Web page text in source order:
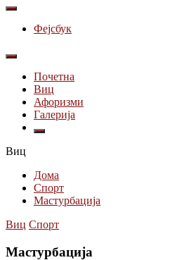
Фејсбук
Почетна
Виц
Афоризми
Галерија
Виц
Дома
Спорт
Мастурбација
Виц Спорт
Мастурбација